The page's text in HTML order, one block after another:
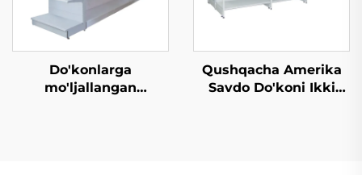
Do'konlarga
mo'ljallangan
Qushqacha Amerika
Savdo Do'koni Ikki